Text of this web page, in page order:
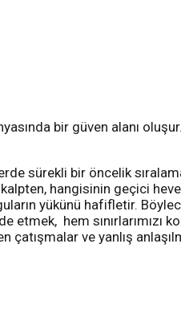
bir güven alanı
sürekli bir öncelik
hangisinin geçici
yükünü hafifletir.
hem sınırlarımızı
çatışmalar ve yanlış